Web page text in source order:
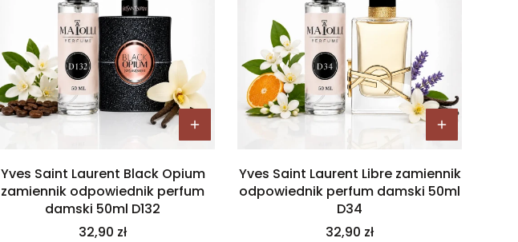
Yves Saint Laurent Black Opium
zamiennik odpowiednik perfum
damski 50ml D132
Cena
32,90 zł
Yves Saint Laurent Libre zamiennik
odpowiednik perfum damski 50ml
D34
Cena
32,90 zł